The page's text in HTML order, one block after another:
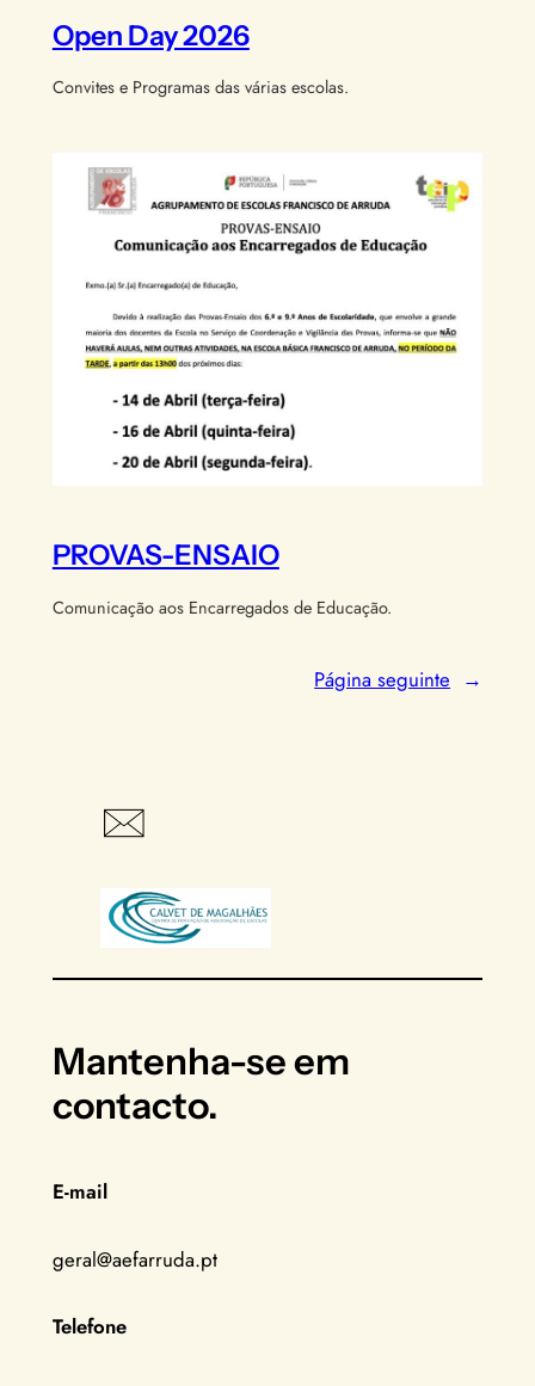
Open Day 2026
Convites e Programas das várias escolas.
PROVAS-ENSAIO
Comunicação aos Encarregados de Educação.
Página seguinte →
Mantenha-se em
contacto.
E-mail
geral@aefarruda.pt
Telefone